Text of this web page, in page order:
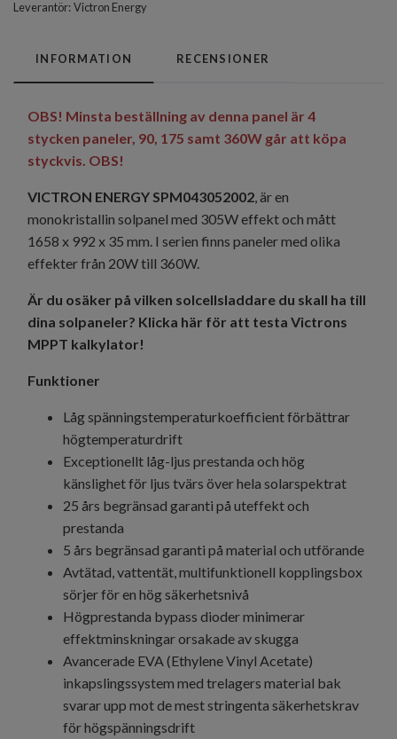
Leverantör:Victron Energy
INFORMATION RECENSIONER
OBS! Minsta beställning av denna panel är 4
stycken paneler, 90, 175 samt 360W går att köpa
styckvis. OBS!
VICTRON ENERGY SPM043052002 , är en
monokristallin solpanel med 305W effekt och mått
1658 x 992 x 35 mm. I serien finns paneler med olika
effekter från 20W till 360W.
Är du osäker på vilken solcellsladdare du skall ha till
dina solpaneler? Klicka här för att testa Victrons
MPPT kalkylator!
Funktioner
Låg spänningstemperaturkoefficient förbättrar
högtemperaturdrift
Exceptionellt låg-ljus prestanda och hög
känslighet för ljus tvärs över hela solarspektrat
25 års begränsad garanti på uteffekt och
prestanda
5 års begränsad garanti på material och utförande
Avtätad, vattentät, multifunktionell kopplingsbox
sörjer för en hög säkerhetsnivå
Högprestanda bypass dioder minimerar
effektminskningar orsakade av skugga
Avancerade EVA (Ethylene Vinyl Acetate)
inkapslingssystem med trelagers material bak
svarar upp mot de mest stringenta säkerhetskrav
för högspänningsdrift